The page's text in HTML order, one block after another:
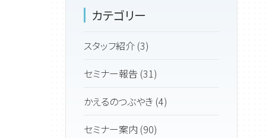
カテゴリー
スタッフ紹介 (3)
セミナー報告 (31)
かえるのつぶやき (4)
セミナー案内 (90)